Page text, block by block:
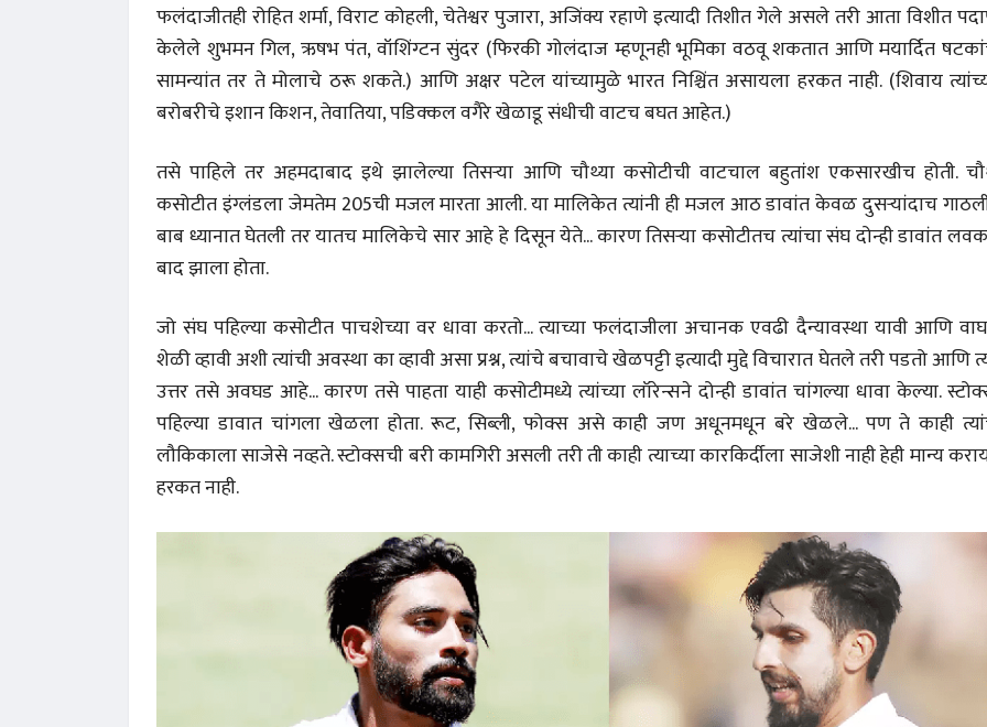
फलंदाजीतही रोहित शर्मा, विराट कोहली, चेतेश्वर पुजारा, अजिंक्य रहाणे इत्यादी तिशीत गेले असले तरी आता विशीत
केलेले शुभमन गिल, ऋषभ पंत, वॉशिंग्टन सुंदर (फिरकी गोलंदाज म्हणूनही भूमिका वठवू शकतात आणि मयार्दित
सामन्यांत तर ते मोलाचे ठरू शकते.) आणि अक्षर पटेल यांच्यामुळे भारत निश्चिंत असायला हरकत नाही. (शिवाय
बरोबरीचे इशान किशन, तेवातिया, पडिक्कल वगैरे खेळाडू संधीची वाटच बघत आहेत.)
तसे पाहिले तर अहमदाबाद इथे झालेल्या तिसऱ्या आणि चौथ्या कसोटीची वाटचाल बहुतांश एकसारखीच होती.
कसोटीत इंग्लंडला जेमतेम 205ची मजल मारता आली. या मालिकेत त्यांनी ही मजल आठ डावांत केवळ दुसऱ्यांदाच
बाब ध्यानात घेतली तर यातच मालिकेचे सार आहे हे दिसून येते... कारण तिसऱ्या कसोटीतच त्यांचा संघ दोन्ही डावांत
बाद झाला होता.
जो संघ पहिल्या कसोटीत पाचशेच्या वर धावा करतो... त्याच्या फलंदाजीला अचानक एवढी दैन्यावस्था यावी आणि
शेळी व्हावी अशी त्यांची अवस्था का व्हावी असा प्रश्न, त्यांचे बचावाचे खेळपट्टी इत्यादी मुद्दे विचारात घेतले तरी पडतो आणि
उत्तर तसे अवघड आहे... कारण तसे पाहता याही कसोटीमध्ये त्यांच्या लॉरेन्सने दोन्ही डावांत चांगल्या धावा केल्या.
पहिल्या डावात चांगला खेळला होता. रूट, सिब्ली, फोक्स असे काही जण अधूनमधून बरे खेळले... पण ते काही
लौकिकाला साजेसे नव्हते. स्टोक्सची बरी कामगिरी असली तरी ती काही त्याच्या कारकिर्दीला साजेशी नाही हेही मान्य
हरकत नाही.
अंक वाचण्यासाठी येथे क्लिक करा..